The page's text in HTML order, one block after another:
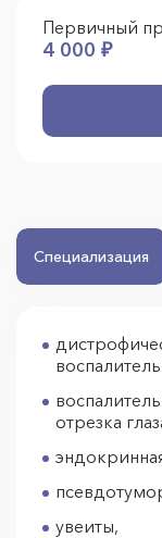
Первичный
4 000 ₽
Специализация
отрезка
увеиты,